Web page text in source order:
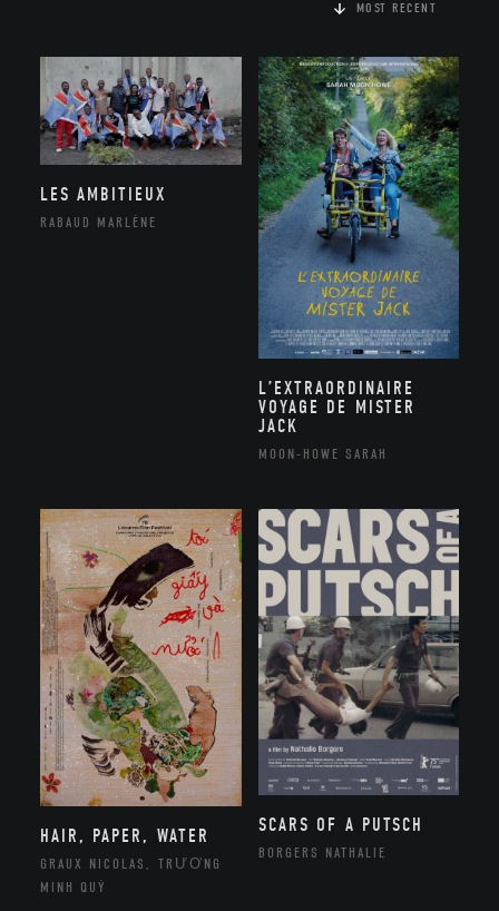
MOST RECENT
LES AMBITIEUX
RABAUD MARLÈNE
L’EXTRAORDINAIRE
VOYAGE DE MISTER
JACK
MOON-HOWE SARAH
HAIR, PAPER, WATER
GRAUX NICOLAS, TRƯƠNG
MINH QUÝ
SCARS OF A PUTSCH
BORGERS NATHALIE